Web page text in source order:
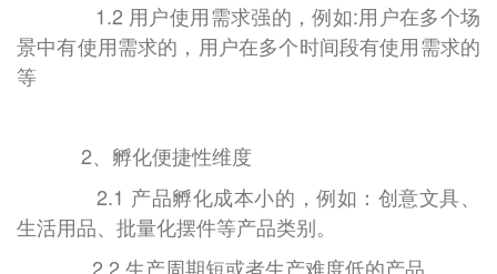
1.2 用户使用需求强的，例如:用户在多个场
景中有使用需求的，用户在多个时间段有使用需求的
等
2、孵化便捷性维度
2.1 产品孵化成本小的，例如：创意文具、
生活用品、批量化摆件等产品类别。
2.2 生产周期短或者生产难度低的产品